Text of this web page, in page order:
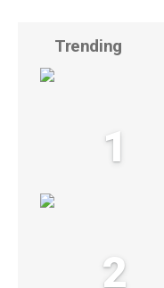
Trending
1
2